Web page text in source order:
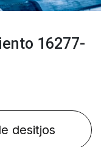
16277-
desitjos